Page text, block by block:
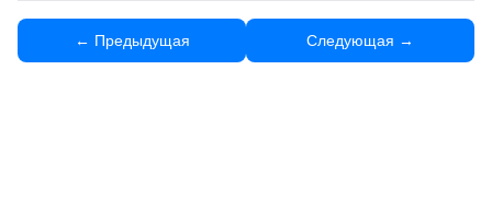
← Предыдущая Следующая →